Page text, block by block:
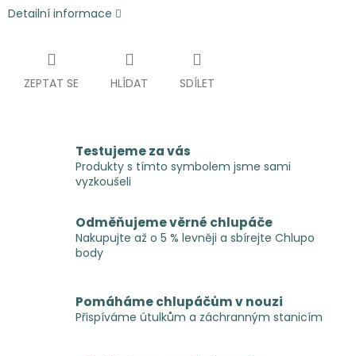
Detailní informace
ZEPTAT SE HLÍDAT SDÍLET
Testujeme za vás
Produkty s tímto symbolem jsme sami
vyzkoušeli
Odměňujeme věrné chlupáče
Nakupujte až o 5 % levněji a sbírejte Chlupo
body
Pomáháme chlupáčům v nouzi
Přispíváme útulkům a záchranným stanicím